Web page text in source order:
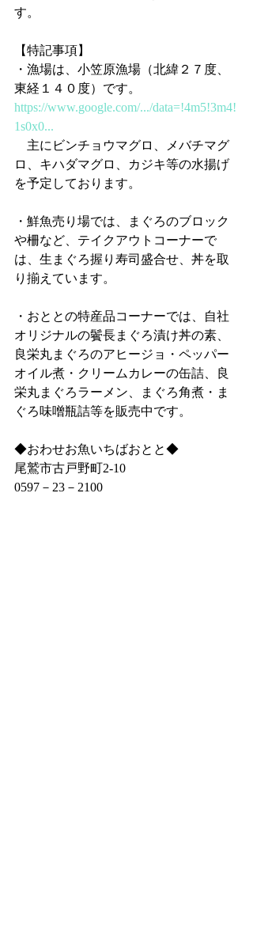
す。
【特記事項】
・漁場は、小笠原漁場（北緯２７度、
東経１４０度）です。
https://www.google.com/.../data=!4m5!3m4!
1s0x0...
主にビンチョウマグロ、メバチマグ
ロ、キハダマグロ、カジキ等の水揚げ
を予定しております。
・鮮魚売り場では、まぐろのブロック
や柵など、テイクアウトコーナーで
は、生まぐろ握り寿司盛合せ、丼を取
り揃えています。
・おととの特産品コーナーでは、自社
オリジナルの鬢長まぐろ漬け丼の素、
良栄丸まぐろのアヒージョ・ペッパー
オイル煮・クリームカレーの缶詰、良
栄丸まぐろラーメン、まぐろ角煮・ま
ぐろ味噌瓶詰等を販売中です。
◆おわせお魚いちばおとと◆
尾鷲市古戸野町2‐10
0597－23－2100